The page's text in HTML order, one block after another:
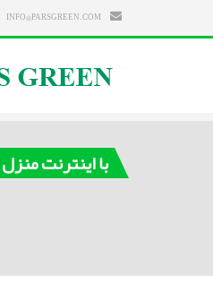
با اینترنت